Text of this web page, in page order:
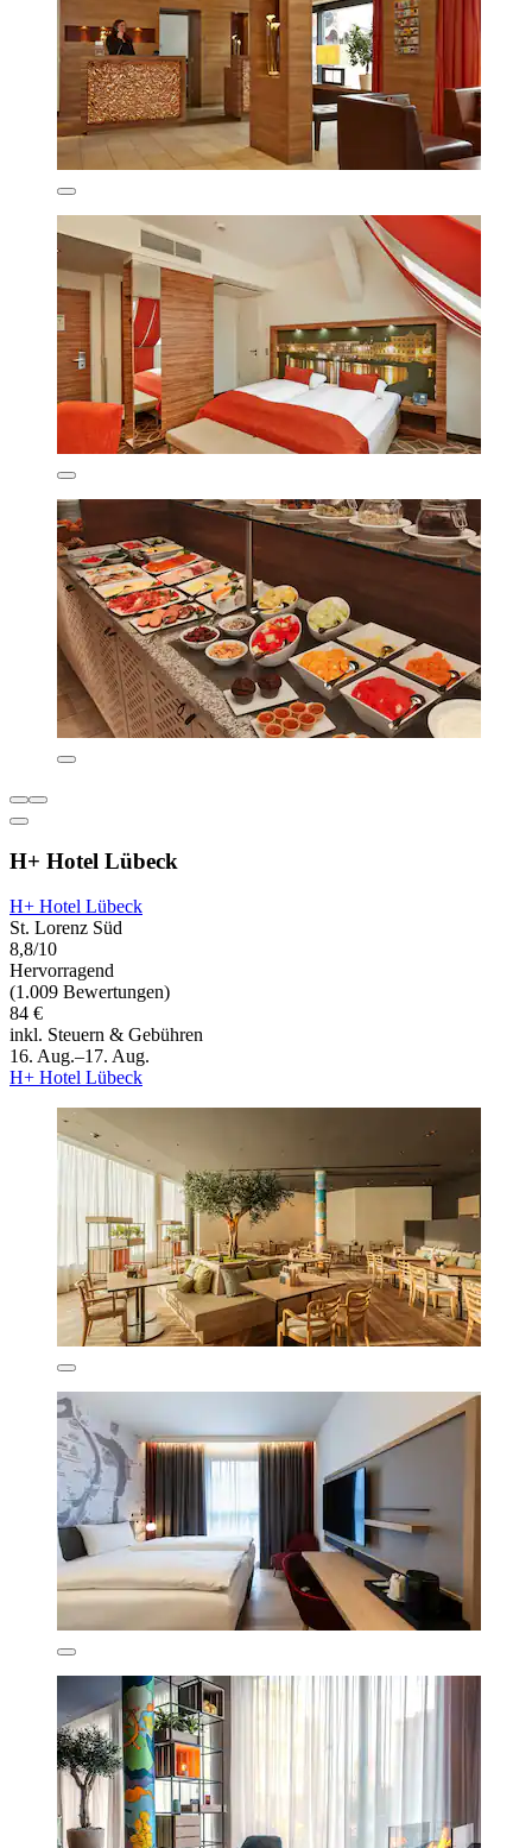
H+ Hotel Lübeck
H+ Hotel Lübeck
St. Lorenz Süd
8,8/10
Hervorragend
(1.009 Bewertungen)
84 €
inkl. Steuern & Gebühren
16. Aug.–17. Aug.
H+ Hotel Lübeck